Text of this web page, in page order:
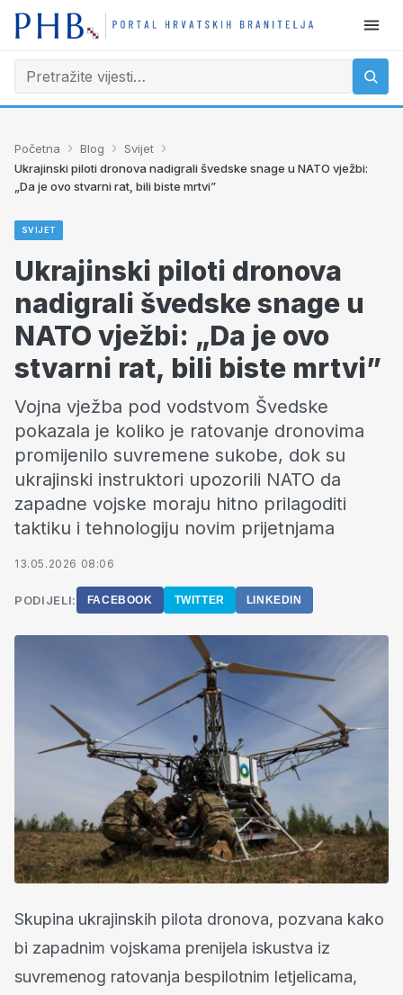
Početna › Blog › Svijet ›
Ukrajinski piloti dronova nadigrali švedske snage u NATO vježbi:
„Da je ovo stvarni rat, bili biste mrtvi”
SVIJET
Ukrajinski piloti dronova
nadigrali švedske snage u
NATO vježbi: „Da je ovo
stvarni rat, bili biste mrtvi”
Vojna vježba pod vodstvom Švedske
pokazala je koliko je ratovanje dronovima
promijenilo suvremene sukobe, dok su
ukrajinski instruktori upozorili NATO da
zapadne vojske moraju hitno prilagoditi
taktiku i tehnologiju novim prijetnjama
13.05.2026 08:06
PODIJELI: FACEBOOK TWITTER LINKEDIN
Skupina ukrajinskih pilota dronova, pozvana kako
bi zapadnim vojskama prenijela iskustva iz
suvremenog ratovanja bespilotnim letjelicama,